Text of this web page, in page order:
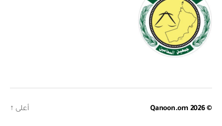
© 2026
Qanoon.om أعلى ↑